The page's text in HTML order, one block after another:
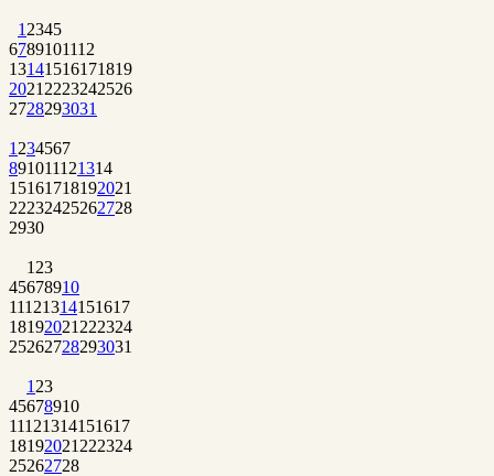
1 2345
6789101112
13141516171819
2021 2223242526
2728293031
1 234567
891011121314
15161718192021
22232425262728
2930
1 23
45678910
11121314151617
18192021 222324
25262728293031
1 23
45678910
11121314151617
18192021 222324
25262728